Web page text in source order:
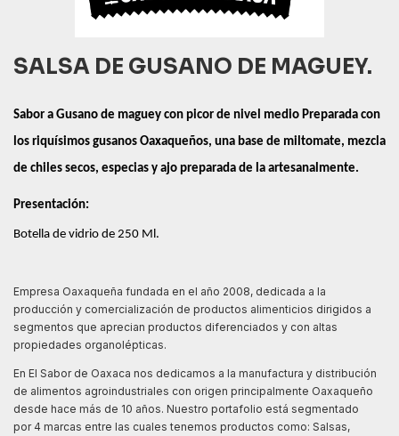
SALSA DE GUSANO DE MAGUEY.
Sabor a Gusano de maguey con picor de nivel medio Preparada con
los riquísimos gusanos Oaxaqueños, una base de miltomate, mezcla
de chiles secos, especias y ajo preparada de la artesanalmente.
Presentación:
Botella de vidrio de 250 Ml.
Empresa Oaxaqueña fundada en el año 2008, dedicada a la
producción y comercialización de productos alimenticios dirigidos a
segmentos que aprecian productos diferenciados y con altas
propiedades organolépticas.
En El Sabor de Oaxaca nos dedicamos a la manufactura y distribución
de alimentos agroindustriales con origen principalmente Oaxaqueño
desde hace más de 10 años. Nuestro portafolio está segmentado
por 4 marcas entre las cuales tenemos productos como: Salsas,